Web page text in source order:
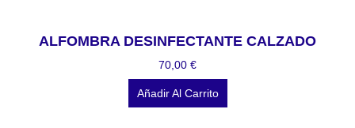
ALFOMBRA DESINFECTANTE CALZADO
70,00 €
Añadir Al Carrito